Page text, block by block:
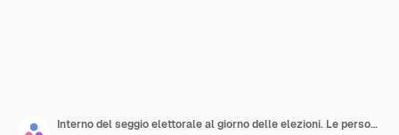
Interno del seggio elettorale al giorno delle elezioni. Le persone che scelgono il candidato nelle cabine elettorali e inseriscono le schede nella casella. Illustrazione del fumetto di vettore del voto politico con l'uomo e la donna afroamericana